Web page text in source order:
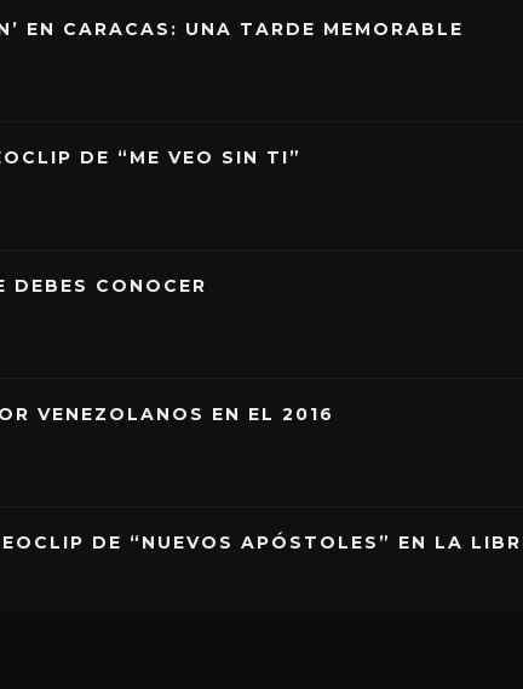
EN CARACAS: UNA TARDE MEMORABLE
DE “ME VEO SIN TI”
CONOCER
VENEZOLANOS EN EL 2016
DE “NUEVOS APÓSTOLES” EN LA